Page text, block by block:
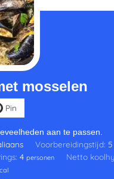
mosselen
Pin
aan te passen.
Voorbereidingstijd: 5
4 personen Netto